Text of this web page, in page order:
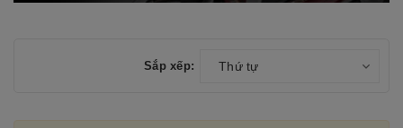
Sắp xếp: Thứ tự